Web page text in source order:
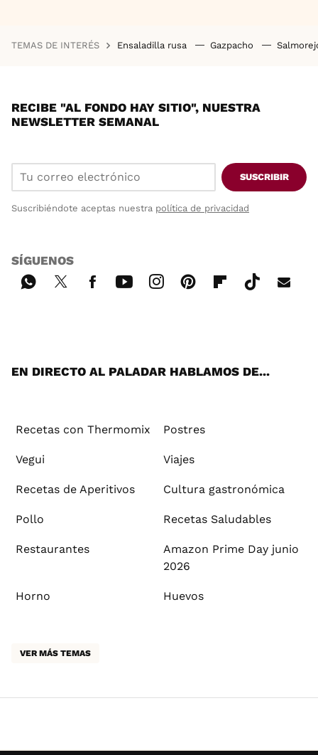
TEMAS DE INTERÉS Ensaladilla rusa Gazpacho
RECIBE "AL FONDO HAY SITIO", NUESTRA
NEWSLETTER SEMANAL
SUSCRIBIR
Suscribiéndote aceptas nuestra política de privacidad
SÍGUENOS
EN DIRECTO AL PALADAR HABLAMOS DE...
Recetas con Thermomix Postres
Vegui Viajes
Recetas de Aperitivos Cultura gastronómica
Pollo Recetas Saludables
Restaurantes
Amazon Prime Day junio
2026
Horno Huevos
VER MÁS TEMAS